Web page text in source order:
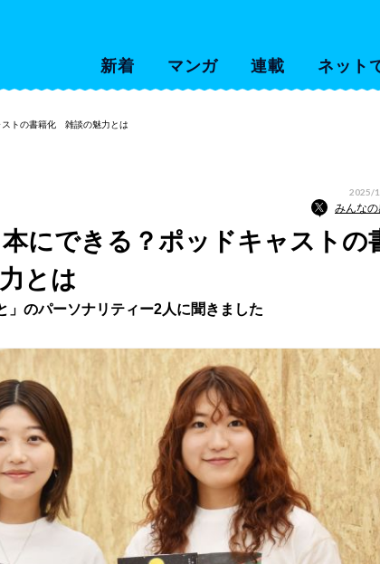
新着 マンガ 連載 ネット
ストの書籍化 雑談の魅力とは
2025/
みんなの
にできる？ポッドキャストの
とは
」のパーソナリティー2人に聞きました